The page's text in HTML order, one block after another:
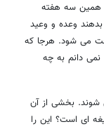
همین سه هفته
بدهند وعده و وعید
می شود. هرجا که
دانم به چه
شوند. بخشی از آن
ای است؟ این را